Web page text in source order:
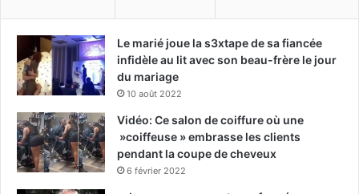
Le marié joue la s3xtape de sa fiancée
infidèle au lit avec son beau-frère le jour
du mariage
10 août 2022
Vidéo: Ce salon de coiffure où une
»coiffeuse » embrasse les clients
pendant la coupe de cheveux
6 février 2022